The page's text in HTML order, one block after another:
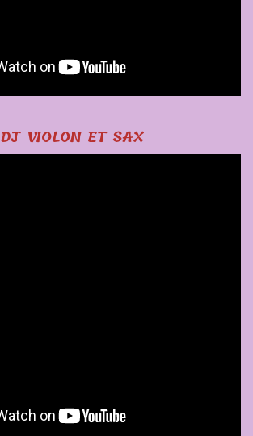
DJ VIOLON ET SAX